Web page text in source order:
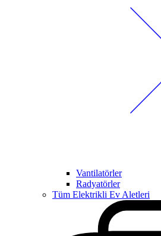
Vantilatörler
Radyatörler
Tüm Elektrikli Ev Aletleri